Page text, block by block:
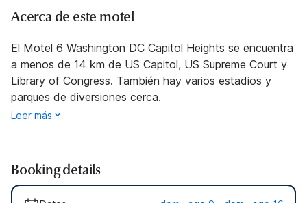
Acerca de este motel
El Motel 6 Washington DC Capitol Heights se encuentra
a menos de 14 km de US Capitol, US Supreme Court y
Library of Congress. También hay varios estadios y
parques de diversiones cerca.
Leer más
Booking details